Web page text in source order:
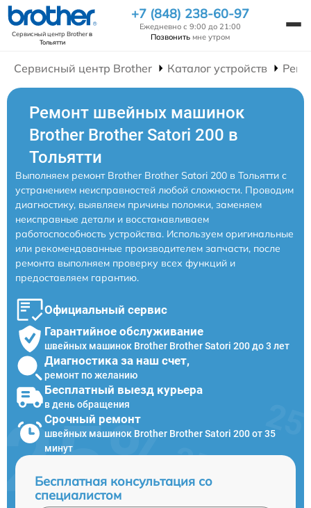
Сервисный центр Brotherв
Тольятти
+7 (848) 238-60-97
Ежедневно с 9:00 до 21:00
Позвонить мне утром
Сервисный центр Brother Каталог устройств
Ремонт швейных машинок
Brother Brother Satori 200 в
Тольятти
Выполняем ремонт Brother Brother Satori 200 в Тольятти с
устранением неисправностей любой сложности. Проводим
диагностику, выявляем причины поломки, заменяем
неисправные детали и восстанавливаем
работоспособность устройства. Используем оригинальные
или рекомендованные производителем запчасти, после
ремонта выполняем проверку всех функций и
предоставляем гарантию.
Официальный сервис
Гарантийное обслуживание
швейных машинок Brother Brother Satori 200 до 3 лет
Диагностика за наш счет,
ремонт по желанию
Бесплатный выезд курьера
в день обращения
Срочный ремонт
швейных машинок Brother Brother Satori 200 от 35
минут
Бесплатная консультация со
специалистом